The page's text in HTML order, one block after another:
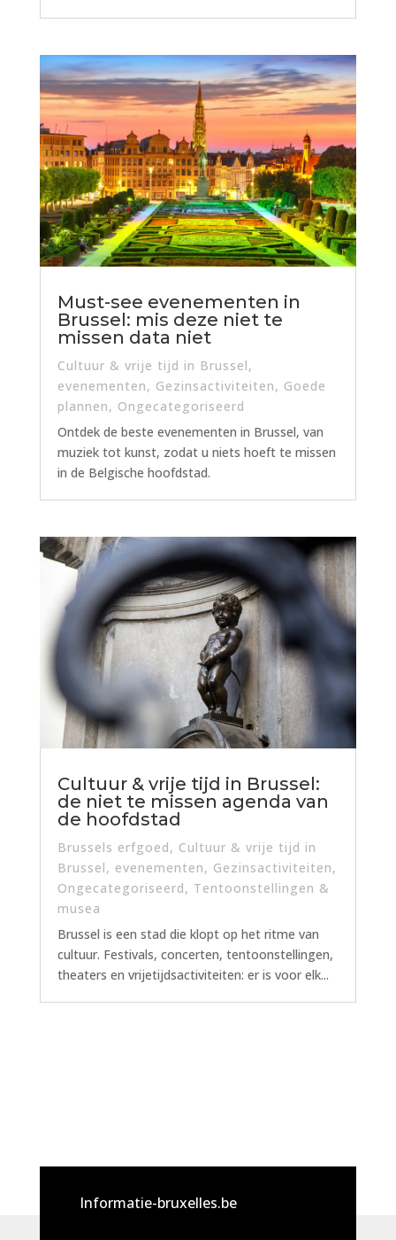
Must-see evenementen in
Brussel: mis deze niet te
missen data niet
Cultuur & vrije tijd in Brussel,
evenementen, Gezinsactiviteiten, Goede
plannen, Ongecategoriseerd
Ontdek de beste evenementen in Brussel, van
muziek tot kunst, zodat u niets hoeft te missen
in de Belgische hoofdstad.
Cultuur & vrije tijd in Brussel:
de niet te missen agenda van
de hoofdstad
Brussels erfgoed, Cultuur & vrije tijd in
Brussel, evenementen, Gezinsactiviteiten,
Ongecategoriseerd, Tentoonstellingen &
musea
Brussel is een stad die klopt op het ritme van
cultuur. Festivals, concerten, tentoonstellingen,
theaters en vrijetijdsactiviteiten: er is voor elk...
Informatie-bruxelles.be